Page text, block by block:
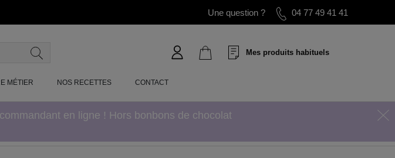
Une question ? 04 77 49 41 41
Mes produits habituels
MÉTIER NOS RECETTES CONTACT
en ligne ! Hors bonbons de chocolat